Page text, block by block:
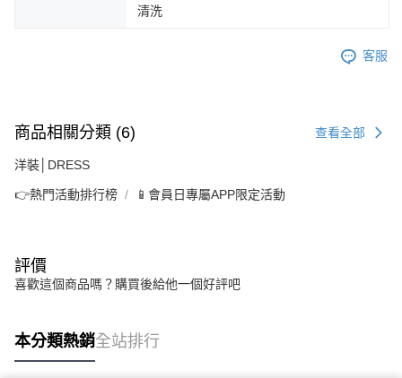
清洗
客服
商品相關分類 (6) 查看全部
洋裝│DRESS
👉熱門活動排行榜 📱會員日專屬APP限定活動
評價
喜歡這個商品嗎？購買後給他一個好評吧
本分類熱銷全站排行